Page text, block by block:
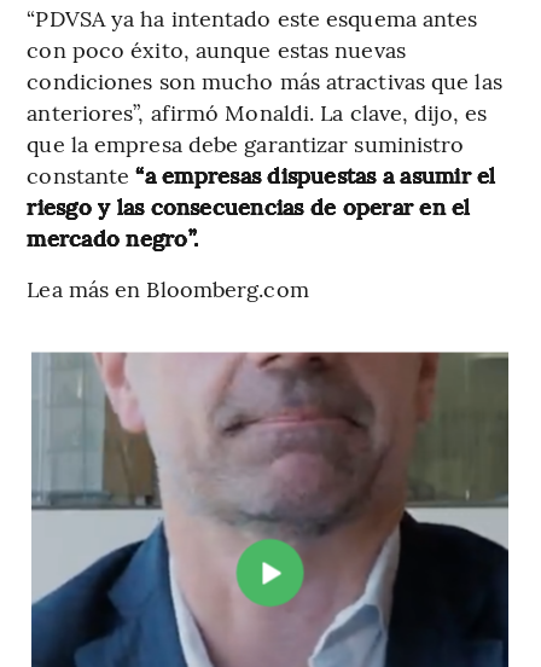
“PDVSA ya ha intentado este esquema antes
con poco éxito, aunque estas nuevas
condiciones son mucho más atractivas que las
anteriores”, afirmó Monaldi. La clave, dijo, es
que la empresa debe garantizar suministro
constante“a empresas dispuestas a asumir el
riesgo y las consecuencias de operar en el
mercado negro”.
Lea más en Bloomberg.com